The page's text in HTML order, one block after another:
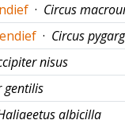
· Circus
· Circus
nisus
gentilis
albicilla